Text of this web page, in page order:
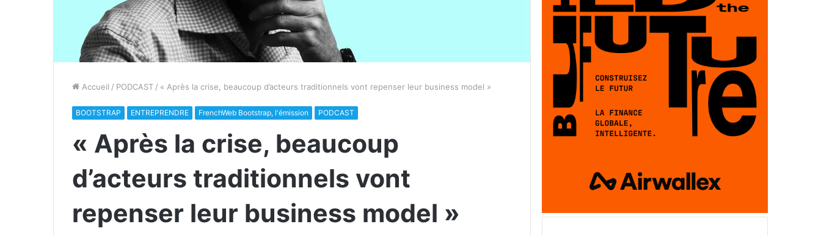
Accueil / PODCAST / « Après la crise, beaucoup d’acteurs traditionnels vont repenser leur business model »
BOOTSTRAP ENTREPRENDRE FrenchWeb Bootstrap, l'émission PODCAST
« Après la crise, beaucoup
d’acteurs traditionnels vont
repenser leur business model »